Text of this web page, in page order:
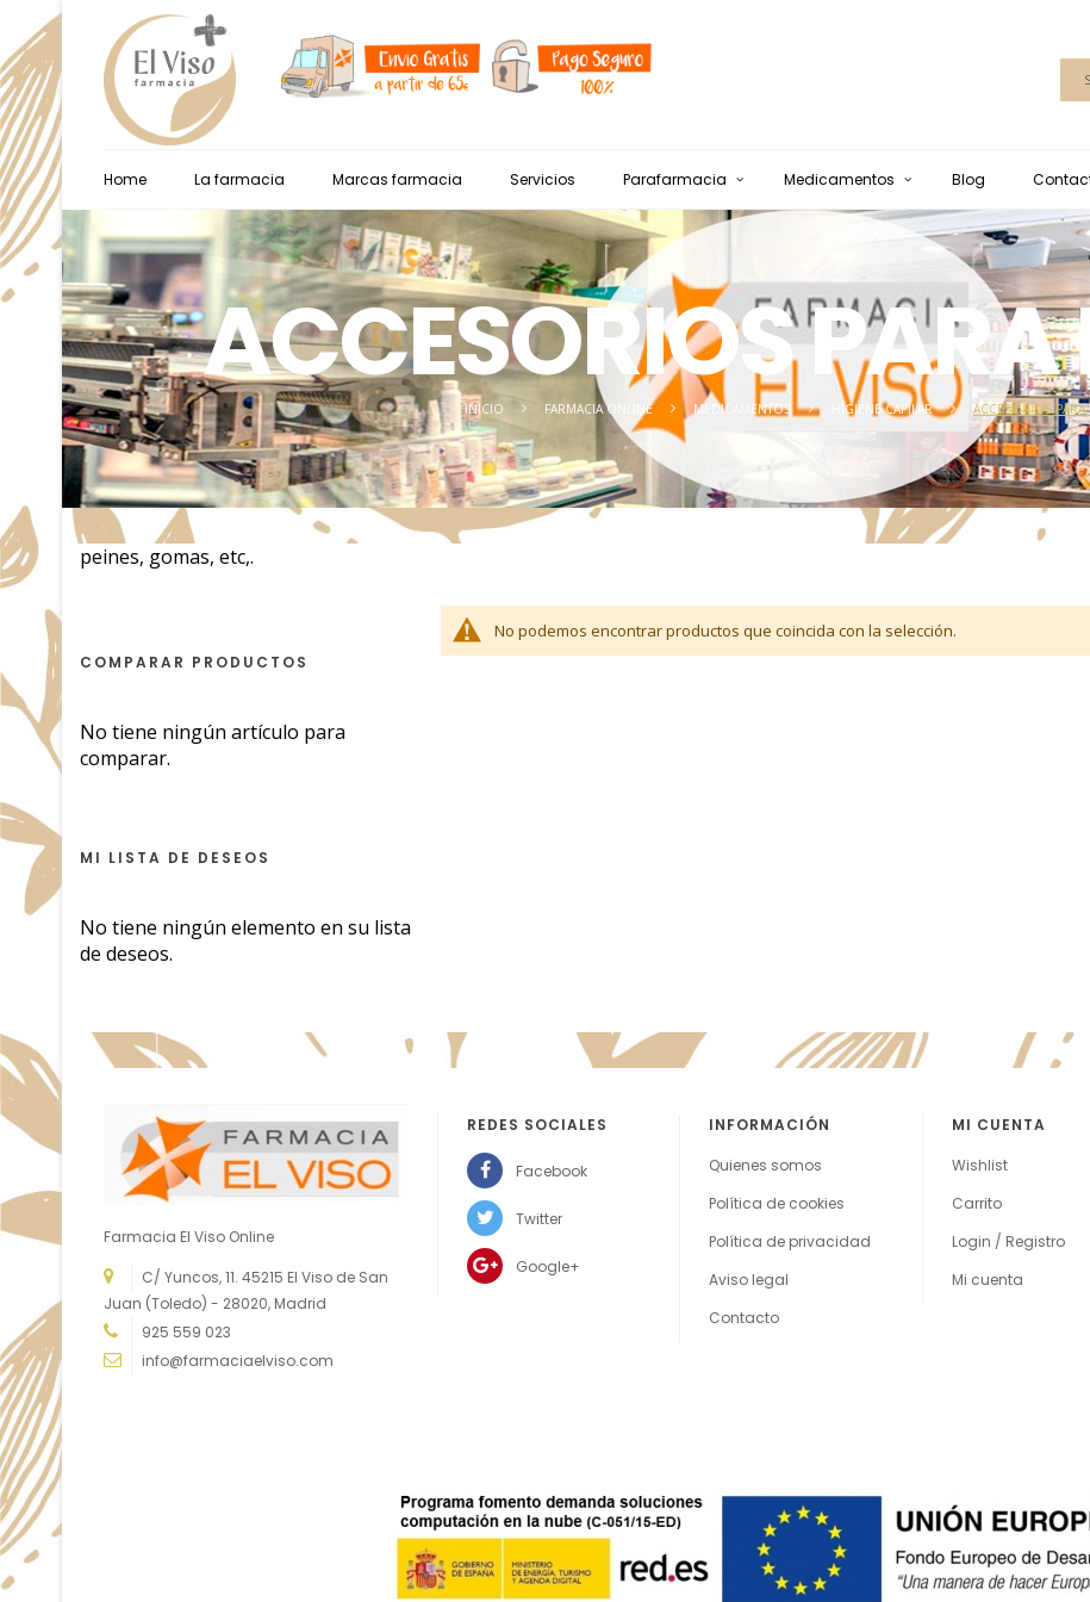
Home La farmacia Marcas farmacia Servicios Parafarmacia Medicamentos Blog
INICIO FARMACIA ONLINE MEDICAMENTOS HIGIENE CAPILAR ACCESORIOS PARA
ACCESORIOS PARA
peines, gomas, etc,.
No podemos encontrar productos que coincida con la selección.
COMPARAR PRODUCTOS
No tiene ningún artículo para
comparar.
MI LISTA DE DESEOS
No tiene ningún elemento en su lista
de deseos.
Farmacia El Viso Online
C/ Yuncos, 11. 45215 El Viso de San
Juan (Toledo) - 28020, Madrid
925 559 023
info@farmaciaelviso.com
REDES SOCIALES
Facebook
Twitter
Google+
INFORMACIÓN
Quienes somos
Política de cookies
Política de privacidad
Aviso legal
Contacto
MI CUENTA
Wishlist
Carrito
Login / Registro
Mi cuenta